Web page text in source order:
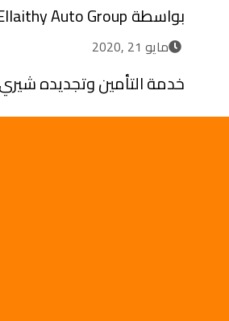
بواسطةAuto Group
مايو 21 ,2020
خدمة التأمين وتجديده شيري